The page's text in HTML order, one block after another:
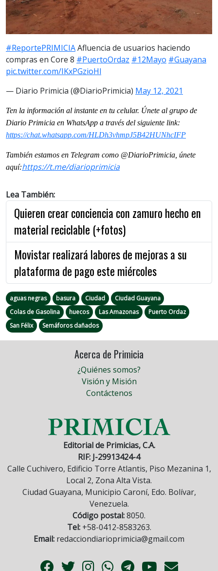
#ReportePRIMICIAAfluencia de usuarios haciendo
compras en Core 8 #PuertoOrdaz #12Mayo #Guayana
pic.twitter.com/IKxPGzioHl
— Diario Primicia (@DiarioPrimicia) May 12, 2021
Ten la información al instante en tu celular. Únete al grupo de
Diario Primicia en WhatsApp a través del siguiente link:
https://chat.whatsapp.com/HLDh3vhmpJ5B42HUNhcIFP
También estamos en Telegram como @DiarioPrimicia, únete
aquí:https://t.me/diarioprimicia
Lea También:
Quieren crear conciencia con zamuro hecho en
material reciclable (+fotos)
Movistar realizará labores de mejoras a su
plataforma de pago este miércoles
aguas negras basura Ciudad
Ciudad Guayana
Colas de Gasolina
huecos Las Amazonas
Puerto Ordaz
San Félix
Semáforos dañados
Acerca de Primicia
¿Quiénes somos?
Visión y Misión
Contáctenos
Editorial de Primicias, C.A.
RIF: J-29913424-4
Calle Cuchivero, Edificio Torre Atlantis, Piso Mezanina 1,
Local 2, Zona Alta Vista.
Ciudad Guayana, Municipio Caroní, Edo. Bolívar,
Venezuela.
Código postal:8050.
Tel:+58-0412-8583263.
Email: redacciondiarioprimicia@gmail.com